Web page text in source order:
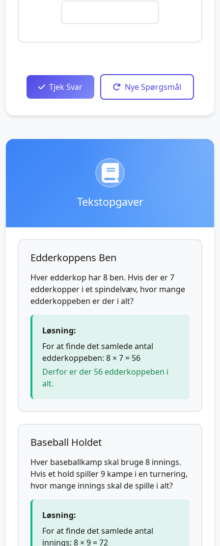
Tjek Svar Nye Spørgsmål
Tekstopgaver
Edderkoppens Ben
Hver edderkop har 8 ben. Hvis der er 7
edderkopper i et spindelvæv, hvor mange
edderkoppeben er der i alt?
Løsning:
For at finde det samlede antal
edderkoppeben: 8 × 7 = 56
Derfor er der 56 edderkoppeben i
alt.
Baseball Holdet
Hver baseballkamp skal bruge 8 innings.
Hvis et hold spiller 9 kampe i en turnering,
hvor mange innings skal de spille i alt?
Løsning:
For at finde det samlede antal
innings: 8 × 9 = 72